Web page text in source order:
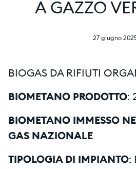
A GAZZO
27 giugno
BIOGAS DA RIFIUTI
BIOMETANO PRODOTTO:
BIOMETANO IMMESSO
GAS NAZIONALE
TIPOLOGIA DI IMPIANTO: